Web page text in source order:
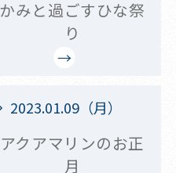
かみと過ごすひな祭
り
2023.01.09（月）
アクアマリンのお正
月